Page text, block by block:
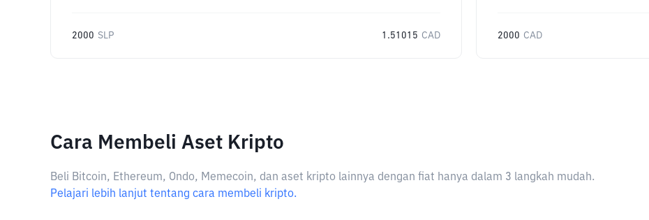
2000 SLP 1.51015 CAD 2000 CAD
Cara Membeli Aset Kripto
Beli Bitcoin, Ethereum, Ondo, Memecoin, dan aset kripto lainnya dengan fiat hanya dalam 3 langkah mudah.
Pelajari lebih lanjut tentang cara membeli kripto.